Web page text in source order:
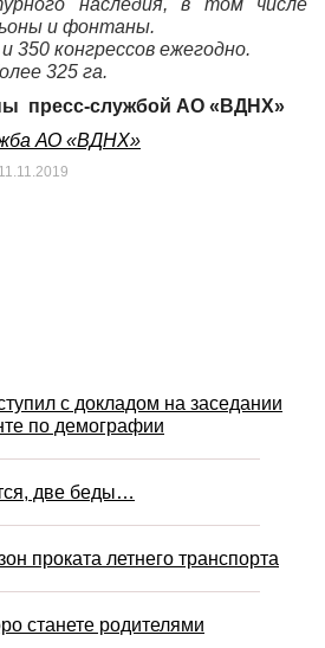
наследия, в том числе
и фонтаны.
350 конгрессов ежегодно.
325 га.
пресс-службой АО «ВДНХ»
АО «ВДНХ»
11.11.2019
с докладом на заседании
по демографии
две беды…
проката летнего транспорта
станете родителями